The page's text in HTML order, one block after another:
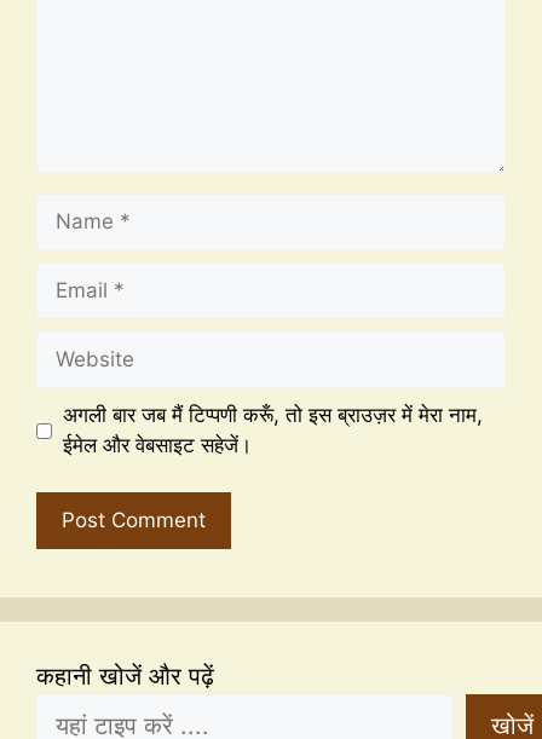
अगली बार जब मैं टिप्पणी करूँ, तो इस ब्राउज़र में मेरा नाम,
ईमेल और वेबसाइट सहेजें।
कहानी खोजें और पढ़ें
खोजें